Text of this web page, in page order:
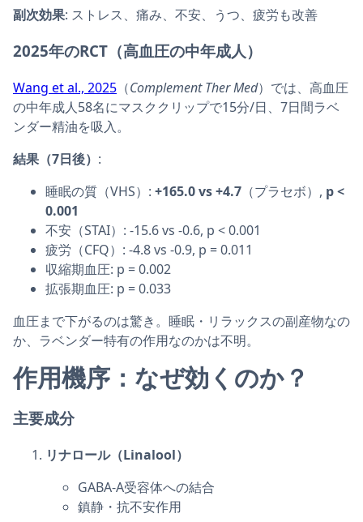
副次効果: ストレス、痛み、不安、うつ、疲労も改善
2025年のRCT（高血圧の中年成人）
Wang et al., 2025 （Complement Ther Med）では、高血圧
の中年成人58名にマスククリップで15分/日、7日間ラベ
ンダー精油を吸入。
結果（7日後） :
睡眠の質（VHS）: +165.0 vs +4.7 （プラセボ）, p <
0.001
不安（STAI）: -15.6 vs -0.6, p < 0.001
疲労（CFQ）: -4.8 vs -0.9, p = 0.011
収縮期血圧: p = 0.002
拡張期血圧: p = 0.033
血圧まで下がるのは驚き。睡眠・リラックスの副産物なの
か、ラベンダー特有の作用なのかは不明。
作用機序：なぜ効くのか？
主要成分
リナロール（Linalool）
GABA-A受容体への結合
鎮静・抗不安作用